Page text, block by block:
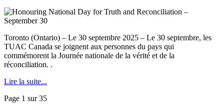
Toronto (Ontario) – Le 30 septembre 2025 – Le 30 septembre, les
TUAC Canada se joignent aux personnes du pays qui
commémorent la Journée nationale de la vérité et de la
réconciliation. .
Lire la suite...
Page 1 sur 35